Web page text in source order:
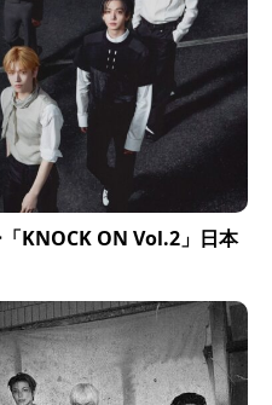
KNOCK ON Vol.2」日本